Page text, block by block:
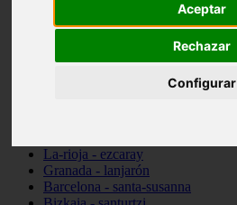
Aceptar
Rechazar
Configurar
Las-palmas - yaiza
Valladolid - fuensaldaña
La-rioja - ezcaray
Granada - lanjarón
Barcelona - santa-susanna